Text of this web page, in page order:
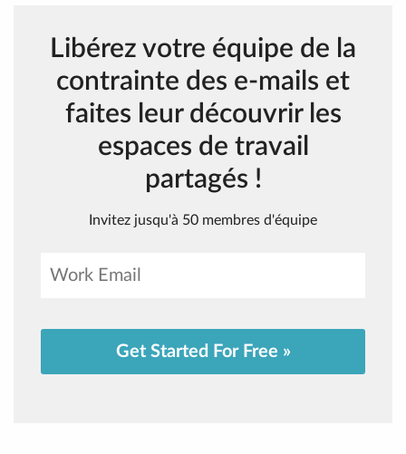
Libérez votre équipe de la
contrainte des e-mails et
faites leur découvrir les
espaces de travail
partagés !
Invitez jusqu'à 50 membres d'équipe
Get Started For Free »